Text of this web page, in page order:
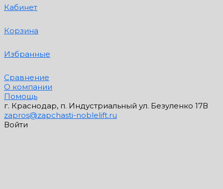
Кабинет
Корзина
Избранные
Сравнение
О компании
Помощь
г. Краснодар, п. Индустриальный ул. Безуленко 17В
zapros@zapchasti-noblelift.ru
Войти